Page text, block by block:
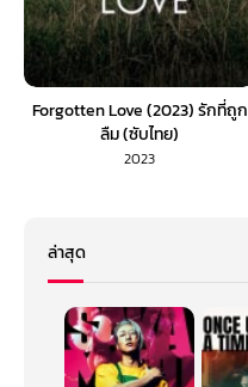
Forgotten Love (2023) รักที่ถูก
ลืม (ซับไทย)
2023
ล่าสุด